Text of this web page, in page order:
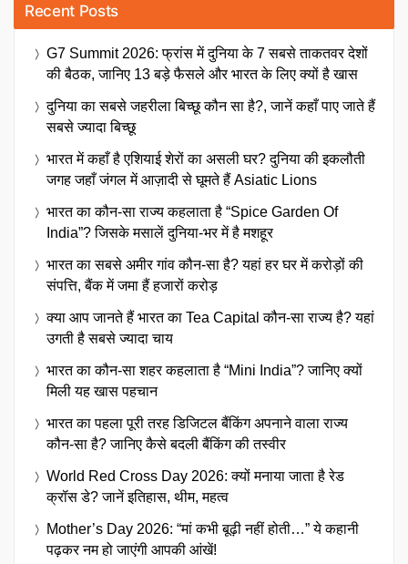
Recent Posts
G7 Summit 2026: फ्रांस में दुनिया के 7 सबसे ताकतवर देशों
की बैठक, जानिए 13 बड़े फैसले और भारत के लिए क्यों है खास
दुनिया का सबसे जहरीला बिच्छू कौन सा है?, जानें कहाँ पाए जाते हैं
सबसे ज्यादा बिच्छू
भारत में कहाँ है एशियाई शेरों का असली घर? दुनिया की इकलौती
जगह जहाँ जंगल में आज़ादी से घूमते हैं Asiatic Lions
भारत का कौन-सा राज्य कहलाता है “Spice Garden Of
India”? जिसके मसालें दुनिया-भर में है मशहूर
भारत का सबसे अमीर गांव कौन-सा है? यहां हर घर में करोड़ों की
संपत्ति, बैंक में जमा हैं हजारों करोड़
क्या आप जानते हैं भारत का Tea Capital कौन-सा राज्य है? यहां
उगती है सबसे ज्यादा चाय
भारत का कौन-सा शहर कहलाता है “Mini India”? जानिए क्यों
मिली यह खास पहचान
भारत का पहला पूरी तरह डिजिटल बैंकिंग अपनाने वाला राज्य
कौन-सा है? जानिए कैसे बदली बैंकिंग की तस्वीर
World Red Cross Day 2026: क्यों मनाया जाता है रेड
क्रॉस डे? जानें इतिहास, थीम, महत्व
Mother’s Day 2026: “मां कभी बूढ़ी नहीं होती…” ये कहानी
पढ़कर नम हो जाएंगी आपकी आंखें!